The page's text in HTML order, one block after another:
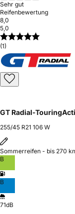
Sehr gut
Reifenbewertung
8,0
5,0
(1)
GT Radial-
255/45 R21 106 W
Sommerreifen - bis 270
B
B
71dB